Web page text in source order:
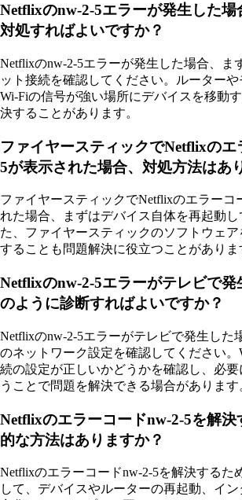
Netflixのnw-2-5エラーが発生した場
対処すればよいですか？
Netflixのnw-2-5エラーが発生した場合、ま
ット接続を確認してください。ルーターや
Wi-Fiの信号が強い場所にデバイスを移動
決することがあります。
ファイヤースティックでNetflixのエ
5が表示された場合、対処方法はあ
ファイヤースティックでNetflixのエラーコ
れた場合、まずはデバイス自体を再起動し
た、ファイヤースティックのソフトウェ
することも問題解決に役立つことがありま
Netflixのnw-2-5エラーがテレビで発
のように診断すればよいですか？
Netflixのnw-2-5エラーがテレビで発生した
のネットワーク設定を確認してください
続の設定が正しいかどうかを確認し、必
うことで問題を解決できる場合があります
Netflixのエラーコードnw-2-5を解決
的な方法はありますか？
Netflixのエラーコードnw-2-5を解決するた
して、デバイスやルーターの再起動、イ